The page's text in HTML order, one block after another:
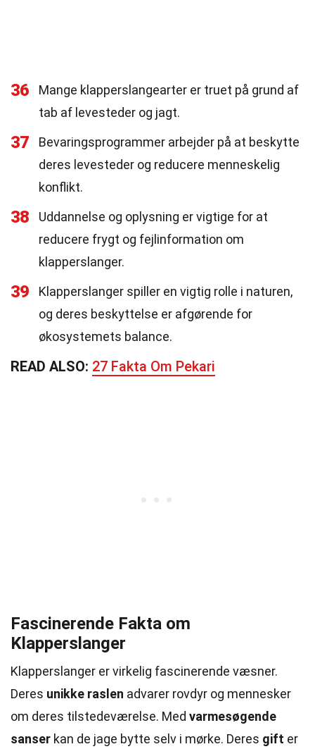
36
Mange klapperslangearter er truet på grund af
tab af levesteder og jagt.
37
Bevaringsprogrammer arbejder på at beskytte
deres levesteder og reducere menneskelig
konflikt.
38
Uddannelse og oplysning er vigtige for at
reducere frygt og fejlinformation om
klapperslanger.
39
Klapperslanger spiller en vigtig rolle i naturen,
og deres beskyttelse er afgørende for
økosystemets balance.
READ ALSO: 27 Fakta Om Pekari
Fascinerende Fakta om
Klapperslanger
Klapperslanger er virkelig fascinerende væsner.
Deres unikke raslen advarer rovdyr og mennesker
om deres tilstedeværelse. Med varmesøgende
sanser kan de jage bytte selv i mørke. Deres gift er